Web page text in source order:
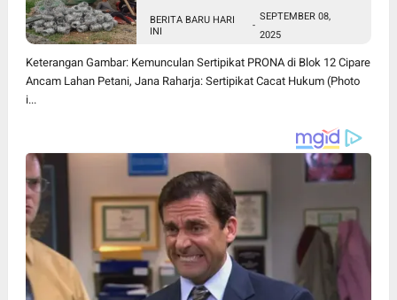
Cacat Hukum
BERITA BARU HARI
INI
-
SEPTEMBER 08,
2025
Keterangan Gambar: Kemunculan Sertipikat PRONA di Blok 12 Cipare
Ancam Lahan Petani, Jana Raharja: Sertipikat Cacat Hukum (Photo
i...